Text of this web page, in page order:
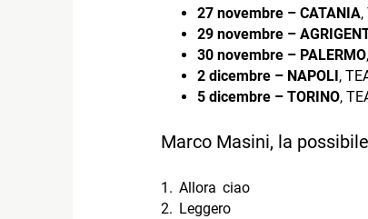
27 novembre – CATANIA,
29 novembre –
30 novembre – PALERMO
2 dicembre – NAPOLI,
5 dicembre – TORINO,
Marco Masini, la
1. Allora ciao
2. Leggero